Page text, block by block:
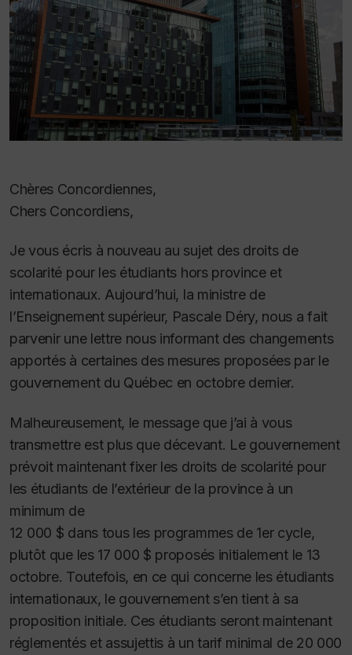
Chères Concordiennes,
Chers Concordiens,
Je vous écris à nouveau au sujet des droits de
scolarité pour les étudiants hors province et
internationaux. Aujourd’hui, la ministre de
l’Enseignement supérieur, Pascale Déry, nous a fait
parvenir une lettre nous informant des changements
apportés à certaines des mesures proposées par le
gouvernement du Québec en octobre dernier.
Malheureusement, le message que j’ai à vous
transmettre est plus que décevant. Le gouvernement
prévoit maintenant fixer les droits de scolarité pour
les étudiants de l’extérieur de la province à un
minimum de
12 000 $ dans tous les programmes de 1er cycle,
plutôt que les 17 000 $ proposés initialement le 13
octobre. Toutefois, en ce qui concerne les étudiants
internationaux, le gouvernement s’en tient à sa
proposition initiale. Ces étudiants seront maintenant
réglementés et assujettis à un tarif minimal de 20 000